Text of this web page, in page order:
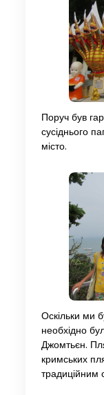
Поруч був
сусіднього
місто.
Оскільки ми
необхідно
Джомтьєн.
кримських
традиційним